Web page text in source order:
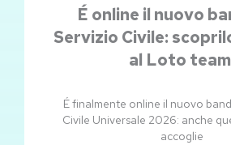
É online il nuovo
Servizio Civile:
al Loto
É finalmente online il nuovo
Civile Universale 2026: anche
accoglie